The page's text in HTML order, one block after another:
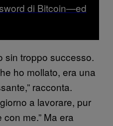
di Bitcoin—ed
sin troppo successo.
ho mollato, era una
racconta.
a lavorare, pur
me.” Ma era